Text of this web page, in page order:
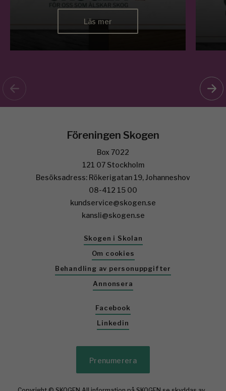
Läs mer
Föreningen Skogen
Box 7022
121 07 Stockholm
Besöksadress: Rökerigatan 19, Johanneshov
08-412 15 00
kundservice@skogen.se
kansli@skogen.se
Skogen i Skolan
Om cookies
Behandling av personuppgifter
Annonsera
Facebook
Linkedin
Prenumerera